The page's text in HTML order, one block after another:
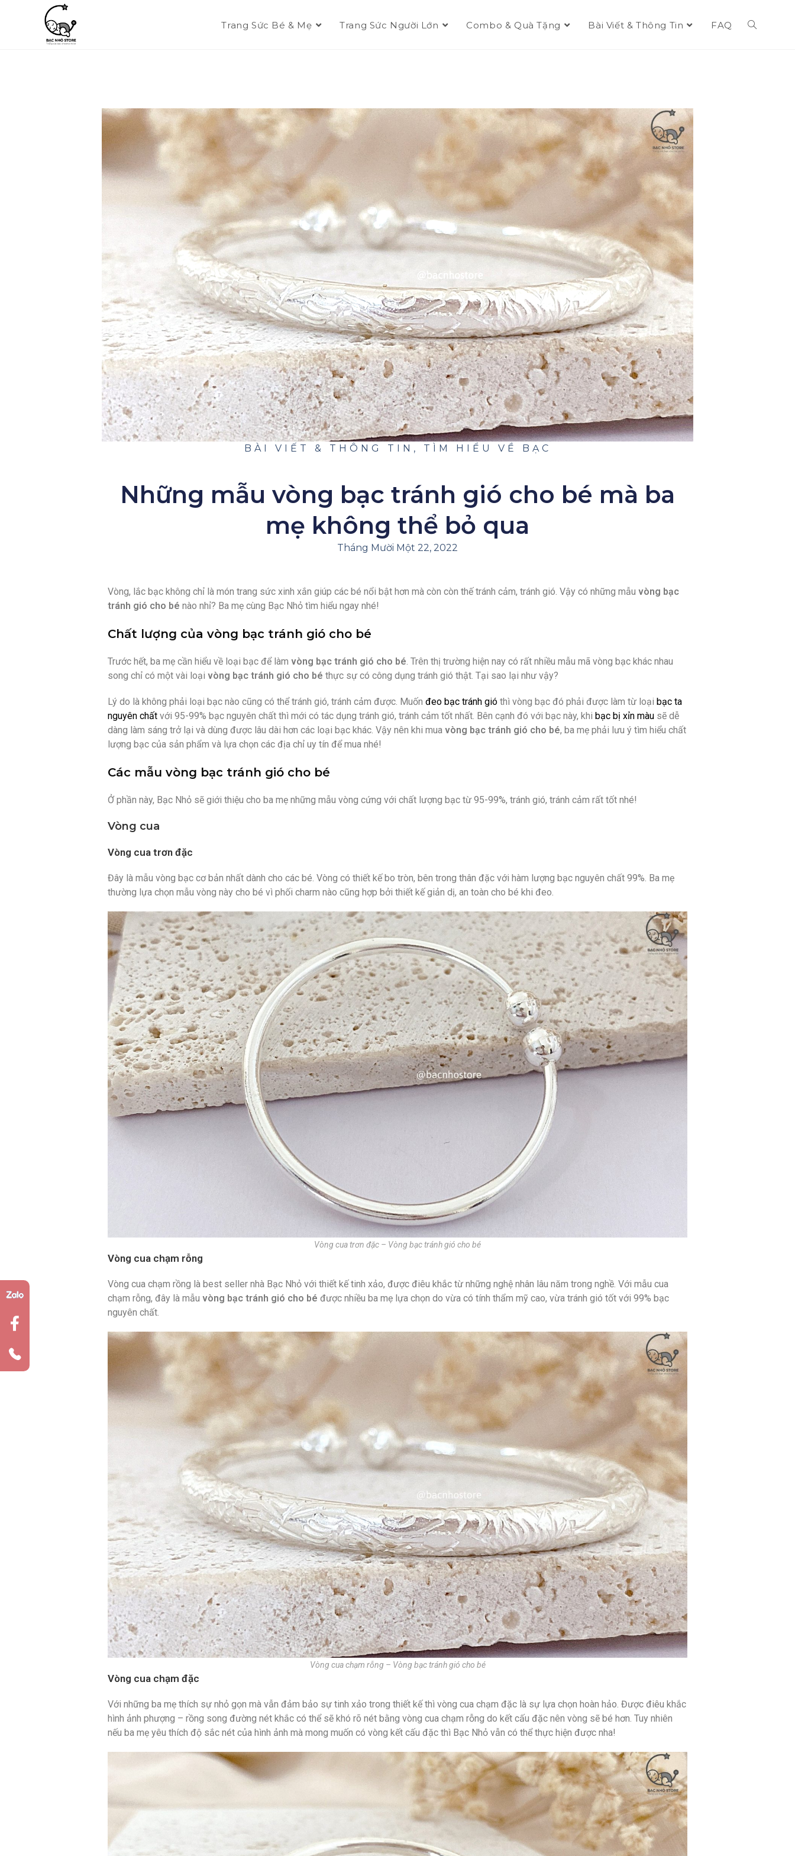
Trang Sức Bé & Mẹ Trang Sức Người Lớn Combo & Quà Tặng Bài Viết & Thông Tin FAQ
BÀI VIẾT & THÔNG TIN , TÌM HIỂU VỀ BẠC
Những mẫu vòng bạc tránh gió cho bé mà ba
mẹ không thể bỏ qua
Tháng Mười Một 22, 2022
Vòng, lắc bạc không chỉ là món trang sức xinh xắn giúp các bé nổi bật hơn mà còn còn thế tránh cảm, tránh gió. Vậy có những mẫu vòng bạc
tránh gió cho bé nào nhỉ? Ba mẹ cùng Bạc Nhỏ tìm hiểu ngay nhé!
Chất lượng của vòng bạc tránh gió cho bé
Trước hết, ba mẹ cần hiểu về loại bạc để làm vòng bạc tránh gió cho bé. Trên thị trường hiện nay có rất nhiều mẫu mã vòng bạc khác nhau
song chỉ có một vài loại vòng bạc tránh gió cho bé thực sự có công dụng tránh gió thật. Tại sao lại như vậy?
Lý do là không phải loại bạc nào cũng có thể tránh gió, tránh cảm được. Muốn đeo bạc tránh gió thì vòng bạc đó phải được làm từ loại bạc ta
nguyên chất với 95-99% bạc nguyên chất thì mới có tác dụng tránh gió, tránh cảm tốt nhất. Bên cạnh đó với bạc này, khi bạc bị xỉn màu sẽ dễ
dàng làm sáng trở lại và dùng được lâu dài hơn các loại bạc khác. Vậy nên khi mua vòng bạc tránh gió cho bé, ba mẹ phải lưu ý tìm hiểu chất
lượng bạc của sản phẩm và lựa chọn các địa chỉ uy tín để mua nhé!
Các mẫu vòng bạc tránh gió cho bé
Ở phần này, Bạc Nhỏ sẽ giới thiệu cho ba mẹ những mẫu vòng cứng với chất lượng bạc từ 95-99%, tránh gió, tránh cảm rất tốt nhé!
Vòng cua
Vòng cua trơn đặc
Đây là mẫu vòng bạc cơ bản nhất dành cho các bé. Vòng có thiết kế bo tròn, bên trong thân đặc với hàm lượng bạc nguyên chất 99%. Ba mẹ
thường lựa chọn mẫu vòng này cho bé vì phối charm nào cũng hợp bởi thiết kế giản dị, an toàn cho bé khi đeo.
Vòng cua trơn đặc – Vòng bạc tránh gió cho bé
Vòng cua chạm rỗng
Vòng cua chạm rồng là best seller nhà Bạc Nhỏ với thiết kế tinh xảo, được điêu khắc từ những nghệ nhân lâu năm trong nghề. Với mẫu cua
chạm rỗng, đây là mẫu vòng bạc tránh gió cho bé được nhiều ba mẹ lựa chọn do vừa có tính thẩm mỹ cao, vừa tránh gió tốt với 99% bạc
nguyên chất.
Vòng cua chạm rỗng – Vòng bạc tránh gió cho bé
Vòng cua chạm đặc
Với những ba mẹ thích sự nhỏ gọn mà vẫn đảm bảo sự tinh xảo trong thiết kế thì vòng cua chạm đặc là sự lựa chọn hoàn hảo. Được điêu khắc
hình ảnh phượng – rồng song đường nét khắc có thể sẽ khó rõ nét bằng vòng cua chạm rỗng do kết cấu đặc nên vòng sẽ bé hơn. Tuy nhiên
nếu ba mẹ yêu thích độ sắc nét của hình ảnh mà mong muốn có vòng kết cấu đặc thì Bạc Nhỏ vẫn có thể thực hiện được nha!